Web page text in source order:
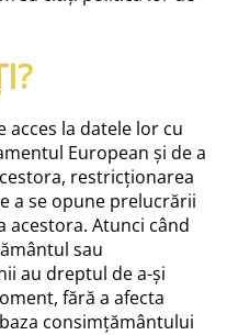
la datele lor cu
European și de a
restricționarea
a se opune prelucrării
Atunci când
sau
au dreptul de a-și
fără a afecta
consimțământului